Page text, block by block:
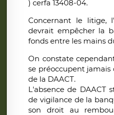
) cerfa 13408-04.
Concernant le litige,
devrait empêcher la
fonds entre les mains
On constate
se préoccupent jamais
de la DAACT.
L'absence de DAACT
de vigilance de la
son droit au